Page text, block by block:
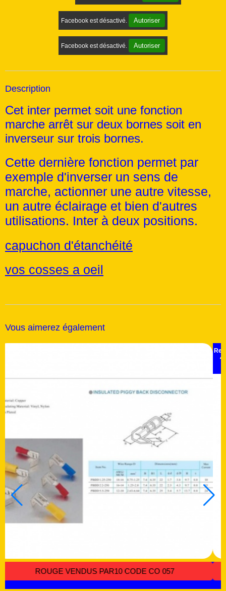
Facebook est désactivé. Autoriser
Facebook est désactivé. Autoriser
Description
Cet inter permet soit une fonction
marche arrêt sur deux bornes soit en
inverseur sur trois bornes.
Cette dernière fonction permet par
exemple d'inverser un sens de
marche, actionner une autre vitesse,
un autre éclairage et bien d'autres
utilisations. Inter à deux positions.
capuchon d'étanchéité
vos cosses a oeil
Vous aimerez également
A OEIL 4 ET 3 MM COSSES CYLINDRIQUE AUTO
Top